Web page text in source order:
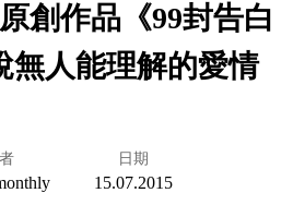
創作品《99封告白
無人能理解的愛情
日期
15.07.2015